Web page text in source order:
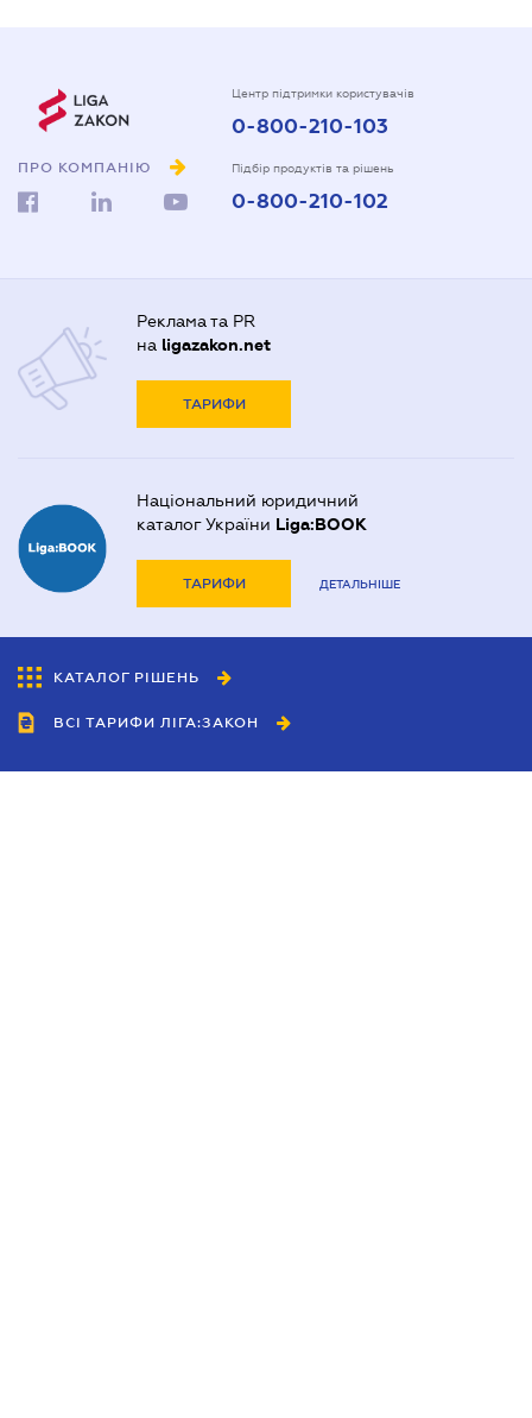
ПРО КОМПАНІЮ
Центр підтримки користувачів
0-800-210-103
Підбір продуктів та рішень
0-800-210-102
Реклама та PR
на ligazakon.net
ТАРИФИ
Національний юридичний
каталог України Liga:BOOK
ТАРИФИ ДЕТАЛЬНІШЕ
КАТАЛОГ РІШЕНЬ
ВСІ ТАРИФИ ЛІГА:ЗАКОН